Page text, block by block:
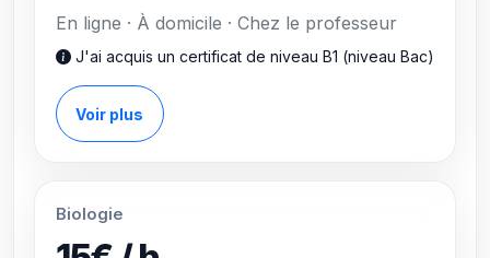
En ligne · À domicile · Chez le professeur
J'ai acquis un certificat de niveau B1 (niveau Bac)
Voir plus
Biologie